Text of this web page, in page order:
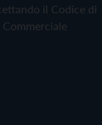
il Codice di